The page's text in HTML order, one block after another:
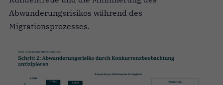
Abwanderungsrisikos während des
Migrationsprozesses.